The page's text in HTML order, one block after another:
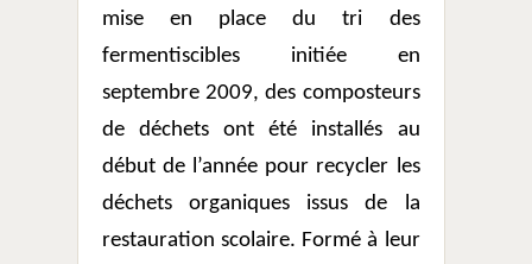
mise en place du tri des
fermentiscibles initiée en
septembre 2009, des composteurs
de déchets ont été installés au
début de l’année pour recycler les
déchets organiques issus de la
restauration scolaire. Formé à leur